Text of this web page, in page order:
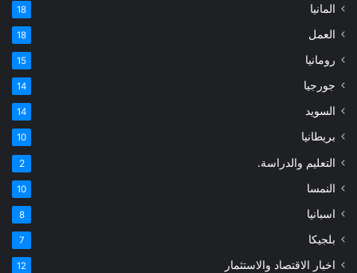
المانيا 18
العمل 18
رومانيا 15
جورجيا 14
السويد 14
بريطانيا 10
التعليم والدراسة. 2
النمسا 10
اسبانيا 8
بلجيكا 7
اخبار الاقتصاد والاستثمار 12